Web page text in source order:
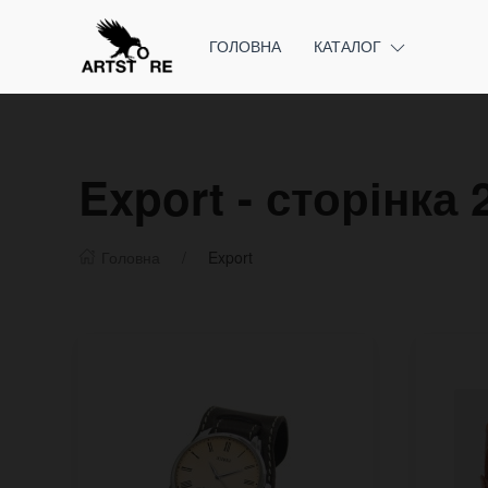
ГОЛОВНА КАТАЛОГ
Export - сторінка
Export